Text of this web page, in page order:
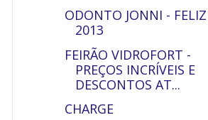
ODONTO JONNI - FELIZ
2013
FEIRÃO VIDROFORT -
PREÇOS INCRÍVEIS E
DESCONTOS AT...
CHARGE